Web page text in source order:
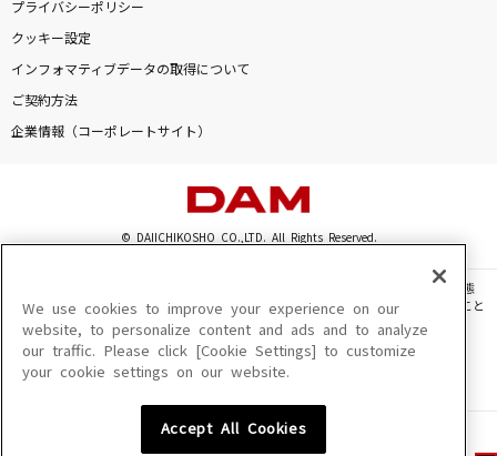
プライバシーポリシー
クッキー設定
インフォマティブデータの取得について
ご契約方法
企業情報（コーポレートサイト）
© DAIICHIKOSHO CO.,LTD. All Rights Reserved.
このサイトに掲載されている一切の文章・画像・写真・動画・音声等を、手段や形態
を問わず、著作権法の定める範囲を超えて無断で複製、転載、ファイル化などすること
を禁じます。
楽曲及びコンテンツは、機種によりご利用いただけない場合があります。
楽曲及びコンテンツの配信日、配信内容が変更になる場合があります。
We use cookies to improve your experience on our
website, to personalize content and ads and to analyze
our traffic. Please click [Cookie Settings] to customize
your cookie settings on our website.
Accept All Cookies